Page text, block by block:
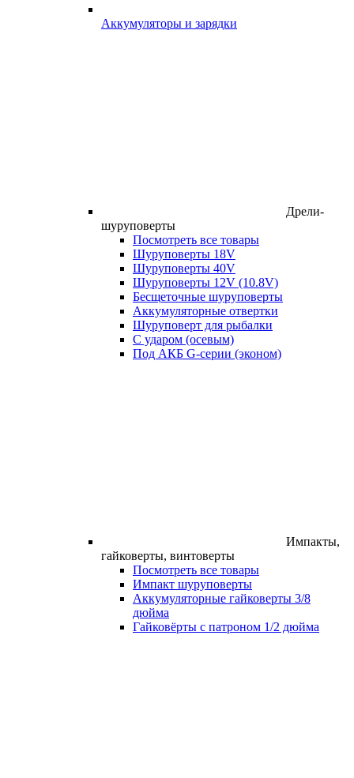
Аккумуляторы и зарядки
Дрели-
шуруповерты
Посмотреть все товары
Шуруповерты 18V
Шуруповерты 40V
Шуруповерты 12V (10.8V)
Бесщеточные шуруповерты
Аккумуляторные отвертки
Шуруповерт для рыбалки
С ударом (осевым)
Под АКБ G-серии (эконом)
Импакты,
гайковерты, винтоверты
Посмотреть все товары
Импакт шуруповерты
Аккумуляторные гайковерты 3/8
дюйма
Гайковёрты с патроном 1/2 дюйма